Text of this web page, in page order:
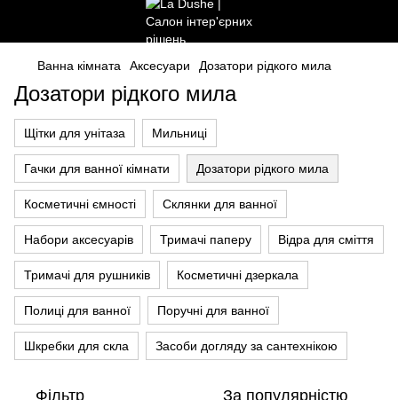
Ванна кімната Аксесуари Дозатори рідкого мила
Дозатори рідкого мила
Щітки для унітаза Мильниці
Гачки для ванної кімнати Дозатори рідкого мила
Косметичні ємності Склянки для ванної
Набори аксесуарів Тримачі паперу Відра для сміття
Тримачі для рушників Косметичні дзеркала
Полиці для ванної Поручні для ванної
Шкребки для скла Засоби догляду за сантехнікою
Фільтр За популярністю